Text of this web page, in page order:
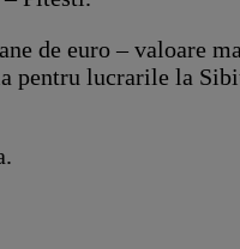
de euro – valoare
pentru lucrarile la